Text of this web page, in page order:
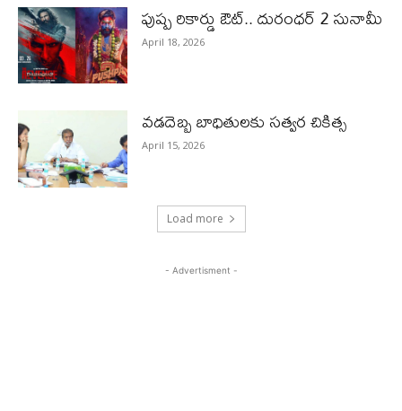
పుష్ప రికార్డు ఔట్‌.. దురంధ‌ర్ 2 సునామీ
April 18, 2026
వడదెబ్బ బాధితులకు సత్వర చికిత్స
April 15, 2026
Load more
- Advertisment -